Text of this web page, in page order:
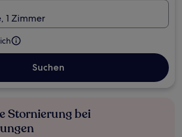
1 Zimmer
Suchen
Stornierung bei